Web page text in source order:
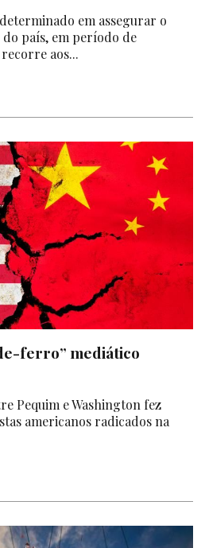
em assegurar o
do país, em período de
aos...
ferro” mediático
Pequim e Washington fez
americanos radicados na